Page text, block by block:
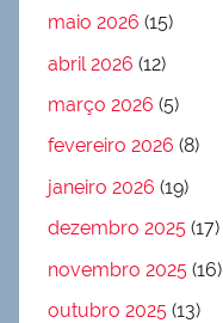
maio 2026 (15)
abril 2026 (12)
março 2026 (5)
fevereiro 2026 (8)
janeiro 2026 (19)
dezembro 2025 (17)
novembro 2025 (16)
outubro 2025 (13)